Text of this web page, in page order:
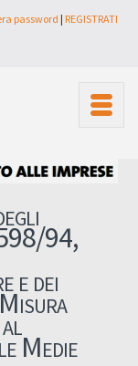
password | REGISTRATI
94,
e dei
Medie